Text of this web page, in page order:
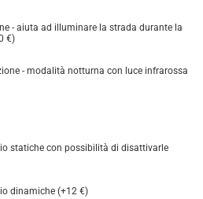
- aiuta ad illuminare la strada durante la
€)
- modalità notturna con luce infrarossa
statiche con possibilità di disattivarle
dinamiche (+12 €)